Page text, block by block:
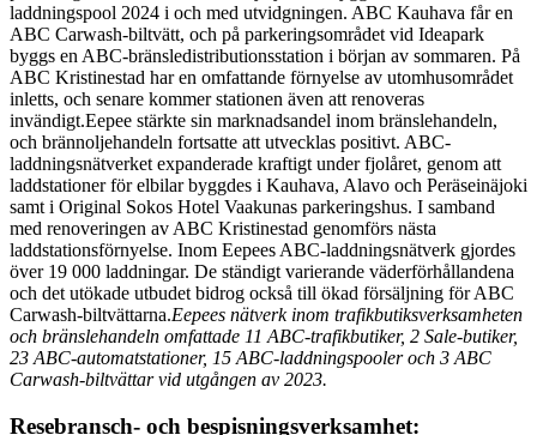
laddningspool 2024 i och med utvidgningen. ABC Kauhava får en
ABC Carwash-biltvätt, och på parkeringsområdet vid Ideapark
byggs en ABC-bränsledistributionsstation i början av sommaren. På
ABC Kristinestad har en omfattande förnyelse av utomhusområdet
inletts, och senare kommer stationen även att renoveras
invändigt.Eepee stärkte sin marknadsandel inom bränslehandeln,
och brännoljehandeln fortsatte att utvecklas positivt. ABC-
laddningsnätverket expanderade kraftigt under fjolåret, genom att
laddstationer för elbilar byggdes i Kauhava, Alavo och Peräseinäjoki
samt i Original Sokos Hotel Vaakunas parkeringshus. I samband
med renoveringen av ABC Kristinestad genomförs nästa
laddstationsförnyelse. Inom Eepees ABC-laddningsnätverk gjordes
över 19 000 laddningar. De ständigt varierande väderförhållandena
och det utökade utbudet bidrog också till ökad försäljning för ABC
Carwash-biltvättarna.Eepees nätverk inom trafikbutiksverksamheten
och bränslehandeln omfattade 11 ABC-trafikbutiker, 2 Sale-butiker,
23 ABC-automatstationer, 15 ABC-laddningspooler och 3 ABC
Carwash-biltvättar vid utgången av 2023.
Resebransch- och bespisningsverksamhet: